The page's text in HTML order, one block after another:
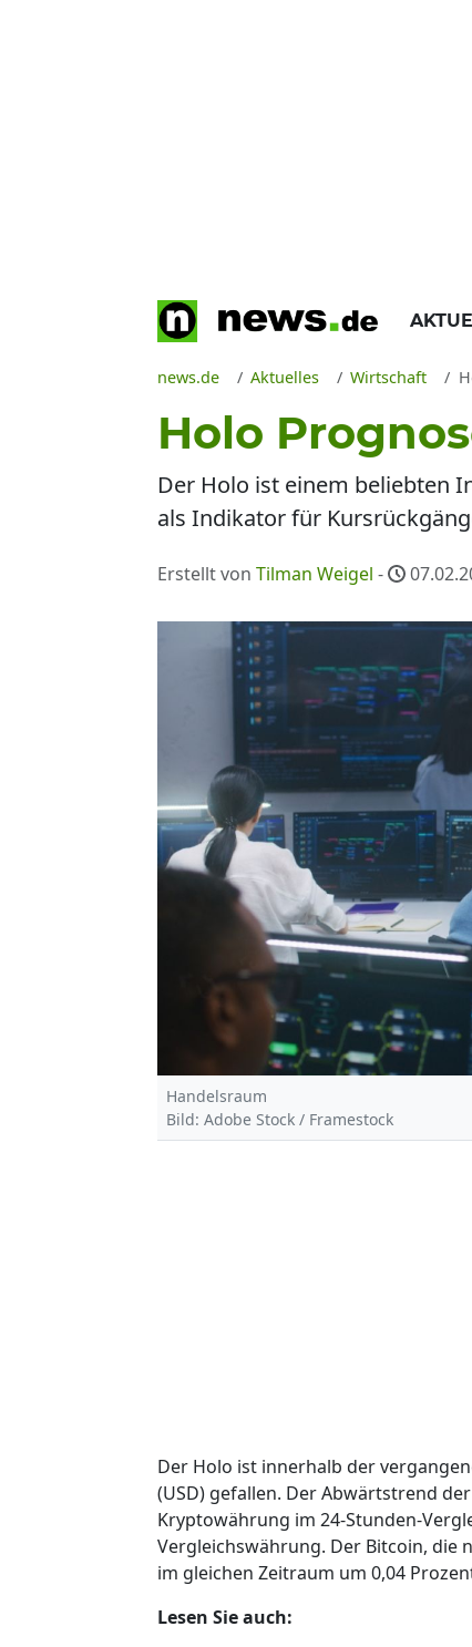
news.de Aktuelles Wirtschaft
Holo
Der Holo ist einem beliebten
als Indikator für
Erstellt von Tilman Weigel -
Handelsraum
Bild: Adobe Stock / Framestock
Der Holo ist innerhalb der
(USD) gefallen. Der Abwärtstrend
Kryptowährung im 24-Stunden-
Vergleichswährung. Der Bitcoin, die
im gleichen Zeitraum um 0,04
Lesen Sie auch: